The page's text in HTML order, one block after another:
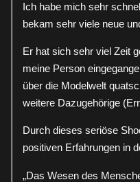
Ich habe mich sehr
bekam sehr viele neue
Er hat sich sehr viel Zeit
meine Person
über die Modelwelt
weitere Dazugehörige
Durch dieses seriöse
positiven Erfahrungen in
„Das Wesen des